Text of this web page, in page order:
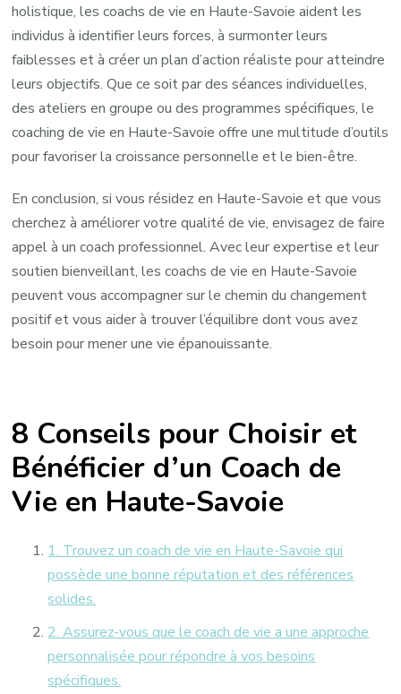
holistique, les coachs de vie en Haute-Savoie aident les
individus à identifier leurs forces, à surmonter leurs
faiblesses et à créer un plan d’action réaliste pour atteindre
leurs objectifs. Que ce soit par des séances individuelles,
des ateliers en groupe ou des programmes spécifiques, le
coaching de vie en Haute-Savoie offre une multitude d’outils
pour favoriser la croissance personnelle et le bien-être.
En conclusion, si vous résidez en Haute-Savoie et que vous
cherchez à améliorer votre qualité de vie, envisagez de faire
appel à un coach professionnel. Avec leur expertise et leur
soutien bienveillant, les coachs de vie en Haute-Savoie
peuvent vous accompagner sur le chemin du changement
positif et vous aider à trouver l’équilibre dont vous avez
besoin pour mener une vie épanouissante.
8 Conseils pour Choisir et
Bénéficier d’un Coach de
Vie en Haute-Savoie
1. Trouvez un coach de vie en Haute-Savoie qui
possède une bonne réputation et des références
solides.
2. Assurez-vous que le coach de vie a une approche
personnalisée pour répondre à vos besoins
spécifiques.